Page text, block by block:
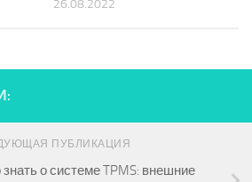
26.08.2022
ПУБЛИКАЦИЯ
о системе TPMS: внешние